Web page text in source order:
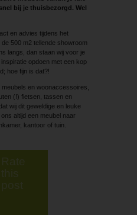
bij je thuisbezorgd. Wel
en advies tijdens het
500 m2 tellende showroom
langs, dan staan wij voor je
opdoen met een kop
hoe fijn is dat?!
en woonaccessoires,
(!) fietsen, tassen en
wij dit geweldige en leuke
altijd een meubel naar
kantoor of tuin.